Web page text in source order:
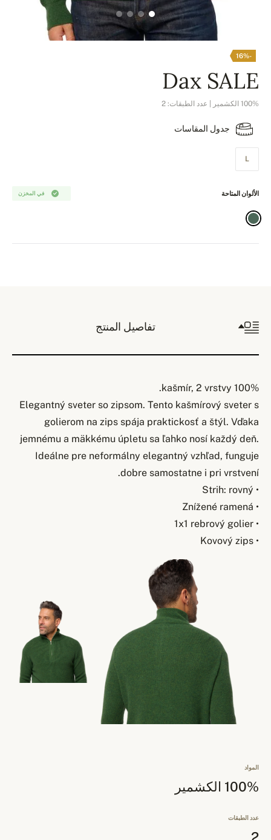
-16%
Dax SALE
100% الكشمير | عدد الطبقات: 2
جدول المقاسات
L
في المخزن الألوان المتاحة
تفاصيل المنتج
100% kašmír, 2 vrstvy.
Elegantný sveter so zipsom. Tento kašmírový sveter s
golierom na zips spája praktickosť a štýl. Vďaka
jemnému a mäkkému úpletu sa ľahko nosí každý deň.
Ideálne pre neformálny elegantný vzhľad, funguje
dobre samostatne i pri vrstvení.
• Strih: rovný
• Znížené ramená
• 1x1 rebrový golier
• Kovový zips
المواد
100% الكشمير
عدد الطبقات